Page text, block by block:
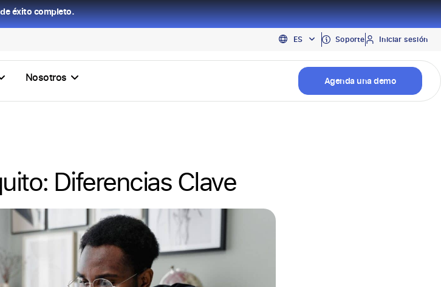
éxito completo.
ES
EN
PT
Soporte Iniciar sesión
Nosotros Agenda una demo
Diferencias Clave